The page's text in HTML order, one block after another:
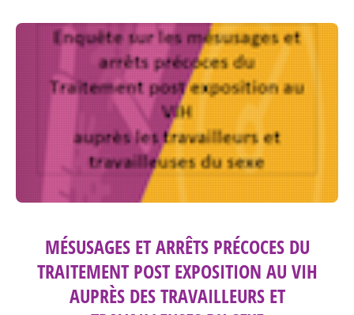
MÉSUSAGES ET ARRÊTS PRÉCOCES DU
TRAITEMENT POST EXPOSITION AU VIH
AUPRÈS DES TRAVAILLEURS ET